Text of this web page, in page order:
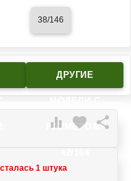
38/146
ДРУГИЕ
РАЗМЕРОМ:
 favorite 
1 штука